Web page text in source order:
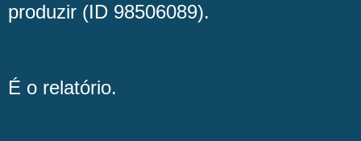
produzir (ID 98506089).
É o relatório.